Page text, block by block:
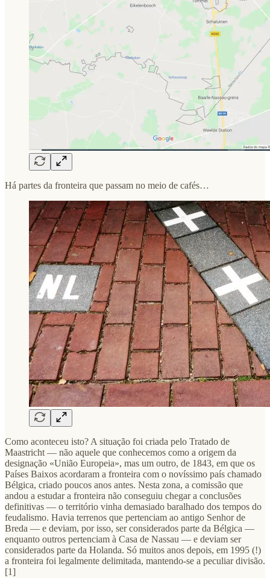
Há partes da fronteira que passam no meio de cafés…
Como aconteceu isto? A situação foi criada pelo Tratado de
Maastricht — não aquele que conhecemos como a origem da
designação «União Europeia», mas um outro, de 1843, em que os
Países Baixos acordaram a fronteira com o novíssimo país chamado
Bélgica, criado poucos anos antes. Nesta zona, a comissão que
andou a estudar a fronteira não conseguiu chegar a conclusões
definitivas — o território vinha demasiado baralhado dos tempos do
feudalismo. Havia terrenos que pertenciam ao antigo Senhor de
Breda — e deviam, por isso, ser considerados parte da Bélgica —
enquanto outros pertenciam à Casa de Nassau — e deviam ser
considerados parte da Holanda. Só muitos anos depois, em 1995 (!)
a fronteira foi legalmente delimitada, mantendo-se a peculiar divisão.
[1]